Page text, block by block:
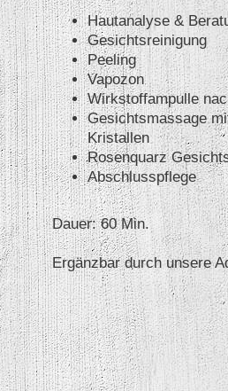
Hautanalyse &
Gesichtsreinigung
Peeling
Vapozon
Wirkstoffampulle
Gesichtsmassage
Kristallen
Rosenquarz
Abschlusspflege
Dauer: 60 Min.
Ergänzbar durch unsere